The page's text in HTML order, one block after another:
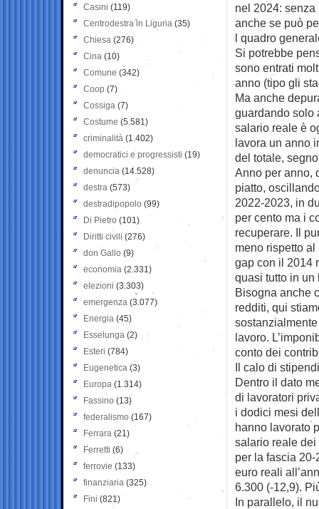
nel 2024:
anche se può
l quadro
Si potrebbe
sono entrati
anno (tipo gli
Ma anche
guardando solo
salario reale è
lavora un anno
del totale,
Anno per anno,
piatto,
2022-2023, in
per cento ma i
recuperare. Il
meno rispetto
gap con il 2014
quasi tutto in un
Bisogna anche
redditi, qui
lavoro.
conto dei
Il calo di
Dentro il dato
di lavoratori
i dodici mesi
hanno lavorato
salario reale dei
per la fascia
euro reali
6.300 (-12,9).
In parallelo, il
Casini (119)
Centrodestra in Liguria (35)
Chiesa (276)
Cina (10)
Comune (342)
Coop (7)
Cossiga (7)
Costume (5.581)
criminalità (1.402)
democratici e progressisti (19)
denuncia (14.528)
destra (573)
destradipopolo (99)
Di Pietro (101)
Diritti civili (276)
don Gallo (9)
economia (2.331)
elezioni (3.303)
emergenza (3.077)
Energia (45)
Esselunga (2)
Esteri (784)
Eugenetica (3)
Europa (1.314)
Fassino (13)
federalismo (167)
Ferrara (21)
Ferretti (6)
ferrovie (133)
finanziaria (325)
Fini (821)